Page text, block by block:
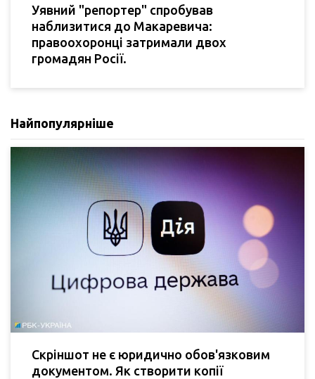
Уявний "репортер" спробував
наблизитися до Макаревича:
правоохоронці затримали двох
громадян Росії.
Найпопулярніше
Скріншот не є юридично обов'язковим
документом. Як створити копії